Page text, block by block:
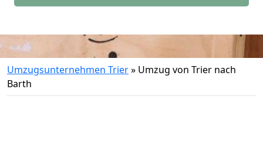
Umzugsunternehmen Trier» Umzug von Trier nach
Barth